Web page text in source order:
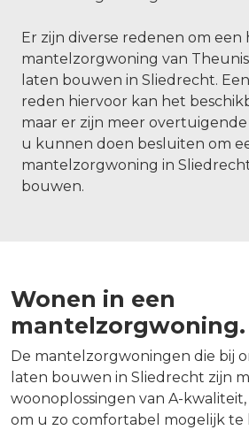
Er zijn diverse redenen om
mantelzorgwoning van
laten bouwen in Sliedrecht.
reden hiervoor kan het
maar er zijn meer
u kunnen doen besluiten om
mantelzorgwoning in
bouwen.
Wonen in een
mantelzorgwoning.
De mantelzorgwoningen die bij
laten bouwen in Sliedrecht zijn
woonoplossingen van A-
om u zo comfortabel mogelijk te